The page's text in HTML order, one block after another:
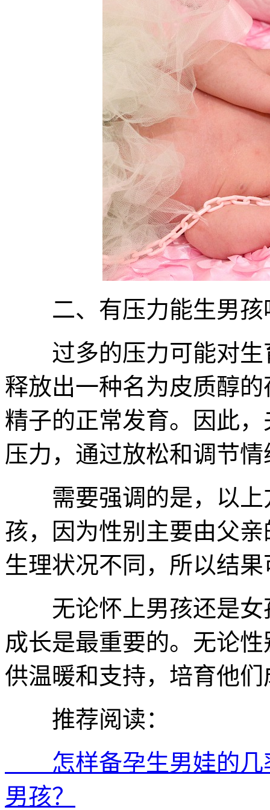
二、有压力能生男孩
过多的压力可能对生
释放出一种名为皮质醇
精子的正常发育。因此
压力，通过放松和调节
需要强调的是，以上
孩，因为性别主要由父
生理状况不同，所以结
无论怀上男孩还是女
成长是最重要的。无论
供温暖和支持，培育他
推荐阅读：
怎样备孕生男娃的几
男孩？